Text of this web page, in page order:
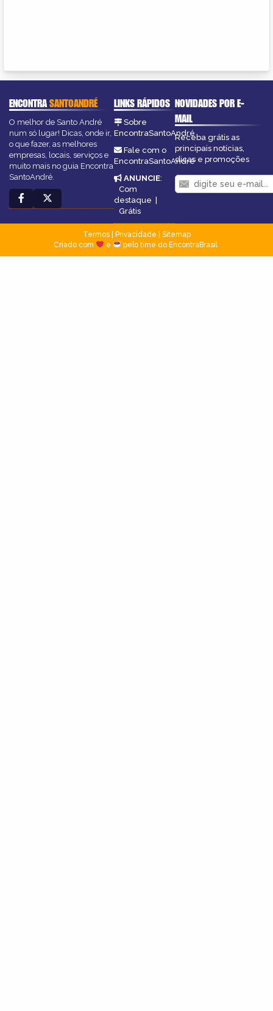
ENCONTRASANTOANDRÉ
O melhor de Santo André
num só lugar! Dicas, onde ir,
o que fazer, as melhores
empresas, locais, serviços e
muito mais no guia Encontra
SantoAndré.
LINKS RÁPIDOS
Sobre
EncontraSantoAndré
Fale com o
EncontraSantoAndré
ANUNCIE:
Com
destaque
Grátis
NOVIDADES POR E-
MAIL
Receba grátis as
principais notícias,
dicas e promoções
Termos| Privacidade
Sitemap
Criado com
e pelo time do EncontraBrasil